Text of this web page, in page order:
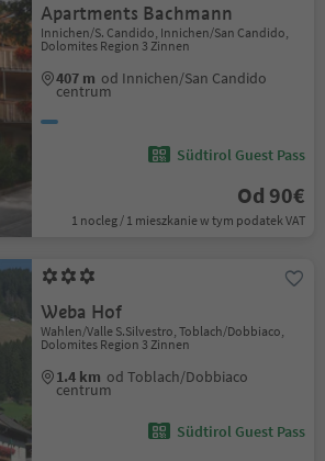
Apartments Bachmann
Innichen/S. Candido, Innichen/San Candido,
Dolomites Region 3 Zinnen
407 m od Innichen/San Candido
centrum
Südtirol Guest Pass
Od 90€
1 nocleg / 1 mieszkanie w tym podatek VAT
Weba Hof
Wahlen/Valle S.Silvestro, Toblach/Dobbiaco,
Dolomites Region 3 Zinnen
1.4 km od Toblach/Dobbiaco
centrum
Südtirol Guest Pass